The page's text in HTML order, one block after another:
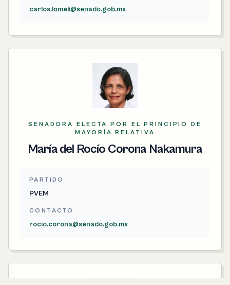
carlos.lomeli@senado.gob.mx
SENADORA ELECTA POR EL PRINCIPIO DE
MAYORÍA RELATIVA
María del Rocío Corona Nakamura
PARTIDO
PVEM
CONTACTO
rocio.corona@senado.gob.mx